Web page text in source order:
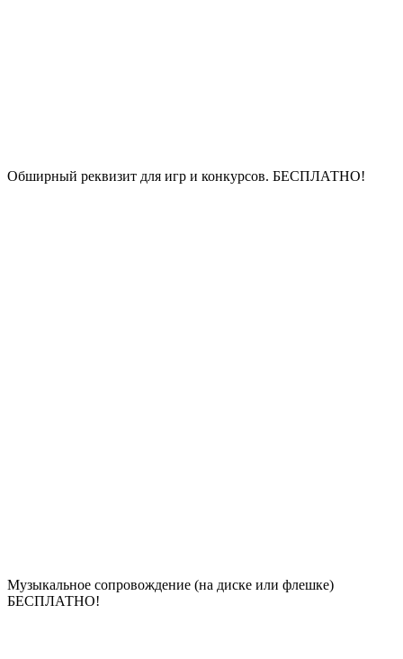
Обширный реквизит для игр и конкурсов. БЕСПЛАТНО!
Музыкальное сопровождение (на диске или флешке)
БЕСПЛАТНО!